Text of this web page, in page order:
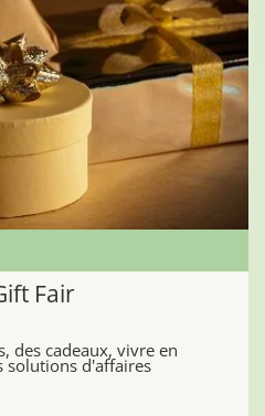
Fair
des cadeaux, vivre en
solutions d'affaires